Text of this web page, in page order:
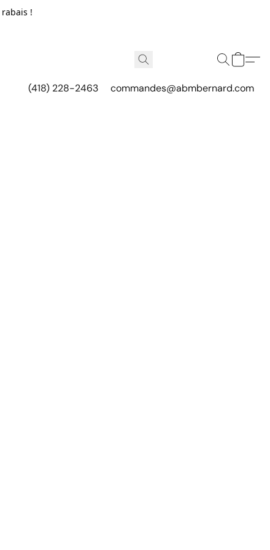
!
(418) 228-2463 commandes@abmbernard.com